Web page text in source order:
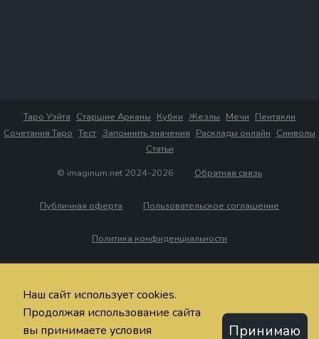
Таро Уэйта Старшие Арканы Кубки Жезлы Мечи Пентакли
Сочетания Таро Тест Запомнить значения Расклады онлайн Символы
Статьи
© imaginum.net 2024-2026
Обратная связь
Публичная оферта Пользовательское соглашение
Политика конфиденциальности
Наш сайт использует cookies.
Продолжая использование сайта
вы принимаете условия
Принимаю